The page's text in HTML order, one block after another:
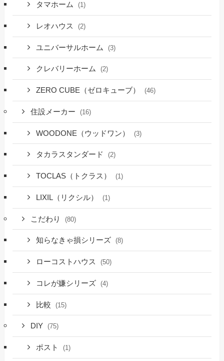
タマホーム (1)
レオハウス (2)
ユニバーサルホーム (3)
クレバリーホーム (2)
ZERO CUBE（ゼロキューブ） (46)
住設メーカー (16)
WOODONE（ウッドワン） (3)
タカラスタンダード (2)
TOCLAS（トクラス） (1)
LIXIL（リクシル） (1)
こだわり (80)
知らなきゃ損シリーズ (8)
ローコストハウス (50)
コレが嫌シリーズ (4)
比較 (15)
DIY (75)
ポスト (1)